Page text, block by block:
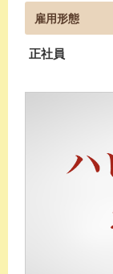
雇用形態
正社員